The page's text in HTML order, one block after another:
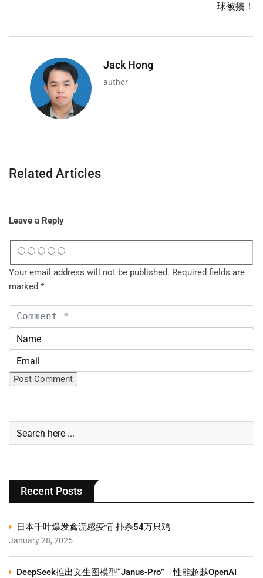
球被揍！
Jack Hong
author
Related Articles
Leave a Reply
Your email address will not be published. Required fields are
marked *
Recent Posts
日本千叶爆发禽流感疫情 扑杀54万只鸡
January 28, 2025
DeepSeek推出文生图模型“Janus-Pro” 性能超越OpenAI